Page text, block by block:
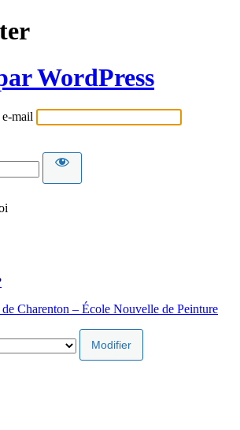
WordPress
mail
Charenton – École Nouvelle de Peinture